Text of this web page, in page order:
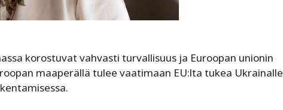
korostuvat vahvasti turvallisuus ja Euroopan unionin
maaperällä tulee vaatimaan EU:lta tukea Ukrainalle